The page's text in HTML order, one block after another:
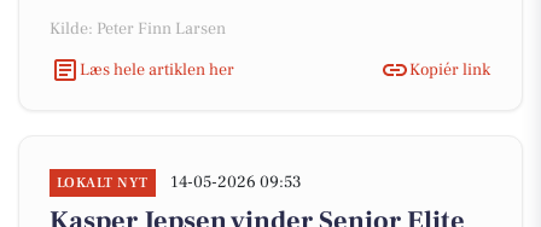
Kilde: Peter Finn Larsen
Læs hele artiklen her
Kopiér link
LOKALT NYT 14-05-2026 09:53